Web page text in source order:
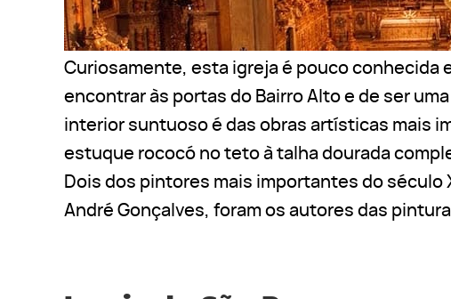
Curiosamente, esta igreja é pouco conhecida
encontrar às portas do Bairro Alto e de ser
interior suntuoso é das obras artísticas mais
estuque rococó no teto à talha dourada
Dois dos pintores mais importantes do século
André Gonçalves, foram os autores das